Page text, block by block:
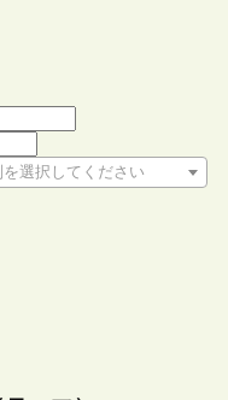
選択してください
ください